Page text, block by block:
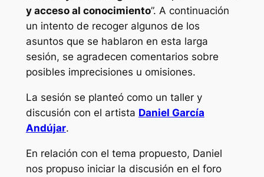
y acceso al conocimiento”. A continuación
un intento de recoger algunos de los
asuntos que se hablaron en esta larga
sesión, se agradecen comentarios sobre
posibles imprecisiones u omisiones.
La sesión se planteó como un taller y
discusión con el artista Daniel García
Andújar.
En relación con el tema propuesto, Daniel
nos propuso iniciar la discusión en el foro